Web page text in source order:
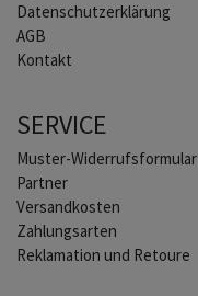
Daten­schutz­erklärung
AGB
Kontakt
SERVICE
Muster-Widerrufsformular
Partner
Versandkosten
Zahlungsarten
Reklamation und Retoure